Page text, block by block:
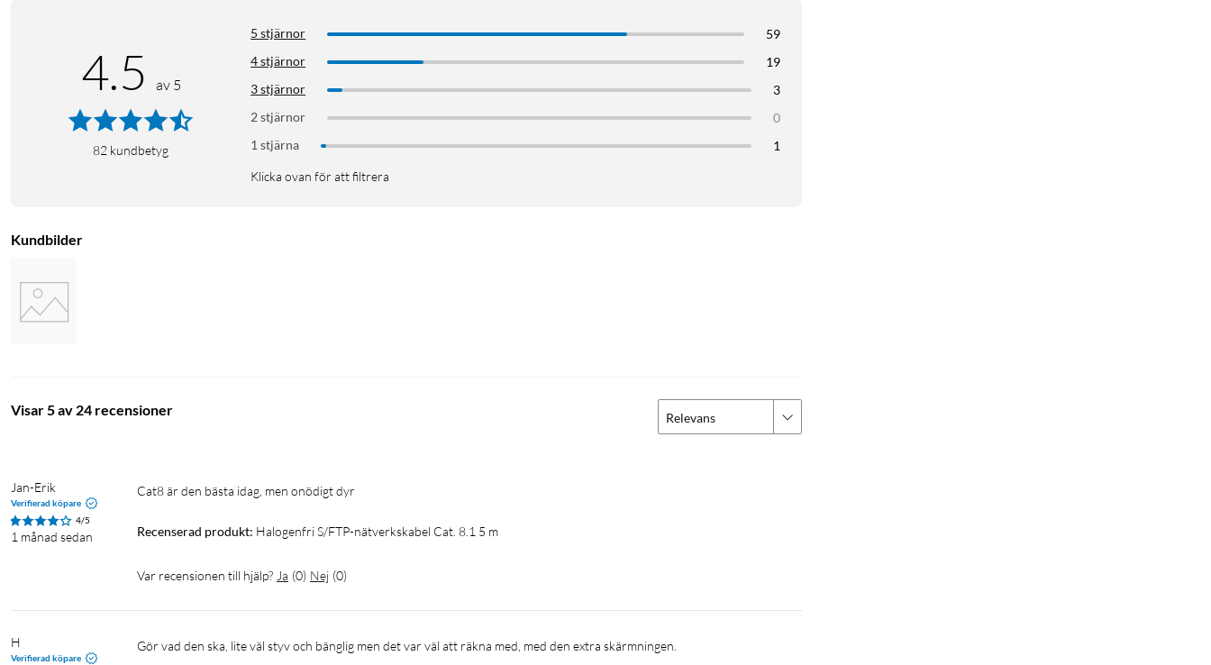
4.5 av 5
82 kundbetyg
5 stjärnor
59
4 stjärnor
19
3 stjärnor
3
2 stjärnor
0
1 stjärna
1
Klicka ovan för att filtrera
Kundbilder
Visar 5 av 24 recensioner Relevans
Jan-Erik
Verifierad köpare
4/5
1 månad sedan
Cat8 är den bästa idag, men onödigt dyr
Recenserad produkt: Halogenfri S/FTP-nätverkskabel Cat. 8.1 5 m
Var recensionen till hjälp? Ja (0) Nej (0)
H
Verifierad köpare
Gör vad den ska, lite väl styv och bänglig men det var väl att räkna med, med den extra skärmningen.